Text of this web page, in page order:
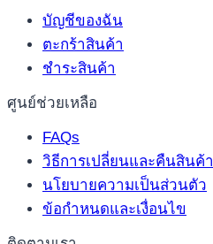
บัญชีของฉัน
ตะกร้าสินค้า
ชำระสินค้า
ศูนย์ช่วยเหลือ
FAQs
วิธีการเปลี่ยนและคืนสินค้า
นโยบายความเป็นส่วนตัว
ข้อกำหนดและเงื่อนไข